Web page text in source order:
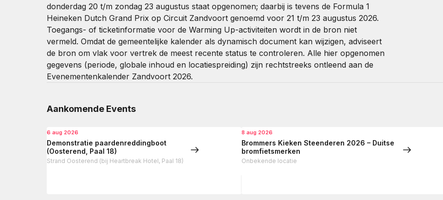
donderdag 20 t/m zondag 23 augustus staat opgenomen; daarbij is tevens de Formula 1
Heineken Dutch Grand Prix op Circuit Zandvoort genoemd voor 21 t/m 23 augustus 2026.
Toegangs- of ticketinformatie voor de Warming Up-activiteiten wordt in de bron niet
vermeld. Omdat de gemeentelijke kalender als dynamisch document kan wijzigen, adviseert
de bron om vlak voor vertrek de meest recente status te controleren. Alle hier opgenomen
gegevens (periode, globale inhoud en locatiespreiding) zijn rechtstreeks ontleend aan de
Evenementenkalender Zandvoort 2026.
Aankomende Events
6 aug 2026
Demonstratie paardenreddingboot
(Oosterend, Paal 18)
Strand Oosterend (bij Heartbreak Hotel, Paal 18)
8 aug 2026
Brommers Kieken Steenderen 2026 – Duitse
bromfietsmerken
Onbekende locatie